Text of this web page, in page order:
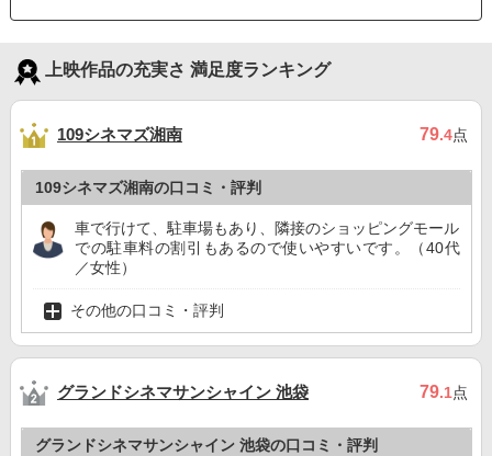
上映作品の充実さ 満足度ランキング
109シネマズ湘南 79.4点
109シネマズ湘南の口コミ・評判
車で行けて、駐車場もあり、隣接のショッピングモール
での駐車料の割引もあるので使いやすいです。（40代
／女性）
その他の口コミ・評判
グランドシネマサンシャイン 池袋 79.1点
グランドシネマサンシャイン 池袋の口コミ・評判